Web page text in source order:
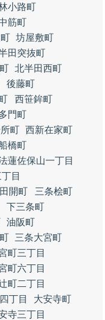
小路町
筋町
坊屋敷町
田突抜町
北半田西町
後藤町
西笹鉾町
門町
町 西新在家町
橋町
蓮佐保山一丁目
目
開町
三条桧町
下三条町
油阪町
三条大宮町
町三丁目
町六丁目
町二丁目
丁目
大安寺町
寺三丁目